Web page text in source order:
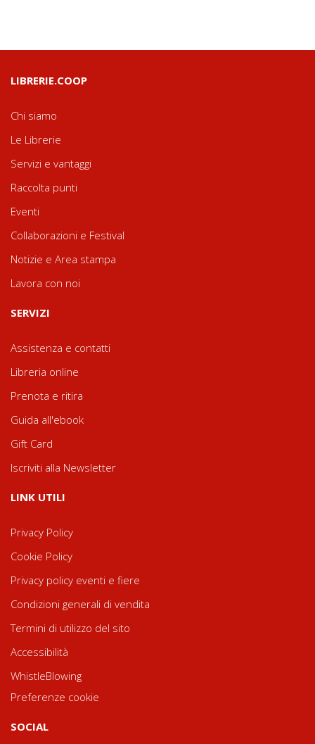
LIBRERIE.COOP
Chi siamo
Le Librerie
Servizi e vantaggi
Raccolta punti
Eventi
Collaborazioni e Festival
Notizie e Area stampa
Lavora con noi
SERVIZI
Assistenza e contatti
Libreria online
Prenota e ritira
Guida all'ebook
Gift Card
Iscriviti alla Newsletter
LINK UTILI
Privacy Policy
Cookie Policy
Privacy policy eventi e fiere
Condizioni generali di vendita
Termini di utilizzo del sito
Accessibilità
WhistleBlowing
Preferenze cookie
SOCIAL